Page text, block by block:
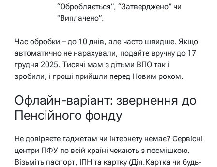
“Обробляється”, “Затверджено” чи
“Виплачено”.
Час обробки – до 10 днів, але часто швидше. Якщо
автоматично не нарахували, подайте вручну до 17
грудня 2025. Тисячі мам з дітьми ВПО так і
зробили, і гроші прийшли перед Новим роком.
Офлайн-варіант: звернення до
Пенсійного фонду
Не довіряєте гаджетам чи інтернету немає? Сервісні
центри ПФУ по всій країні чекають з посмішкою.
Візьміть паспорт, ІПН та картку (Дія.Картка чи будь-